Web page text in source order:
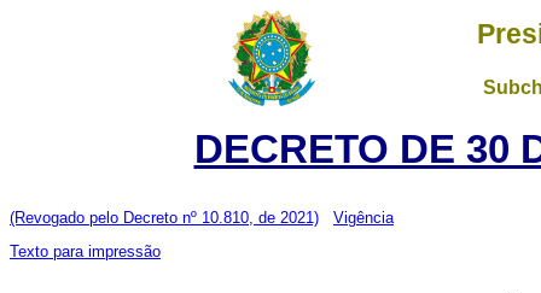
DECRETO DE 30
(Revogado pelo Decreto nº 10.810, de 2021)
Vigência
Texto para impressão